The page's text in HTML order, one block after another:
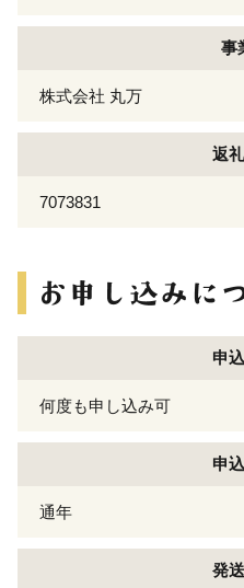
事
株式会社 丸万
返
7073831
申
何度も申し込み可
申
通年
発